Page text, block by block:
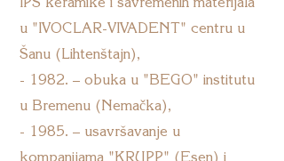
u "IVOCLAR-VIVADENT" centru u
Šanu (Lihtenštajn),
- 1982. – obuka u "BEGO" institutu
u Bremenu (Nemačka),
- 1985. – usavršavanje u
kompanijama "KRUPP" (Esen) i